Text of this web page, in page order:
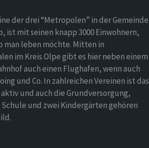
der drei “Metropolen” in der Gemeinde
ist mit seinen knapp 3000 Einwohnern,
man leben möchte. Mitten in
im Kreis Olpe gibt es hier neben einem
auch einen Flughafen, wenn auch
und Co. In zahlreichen Vereinen ist das
und auch die Grundversorgung,
Schule und zwei Kindergärten gehören